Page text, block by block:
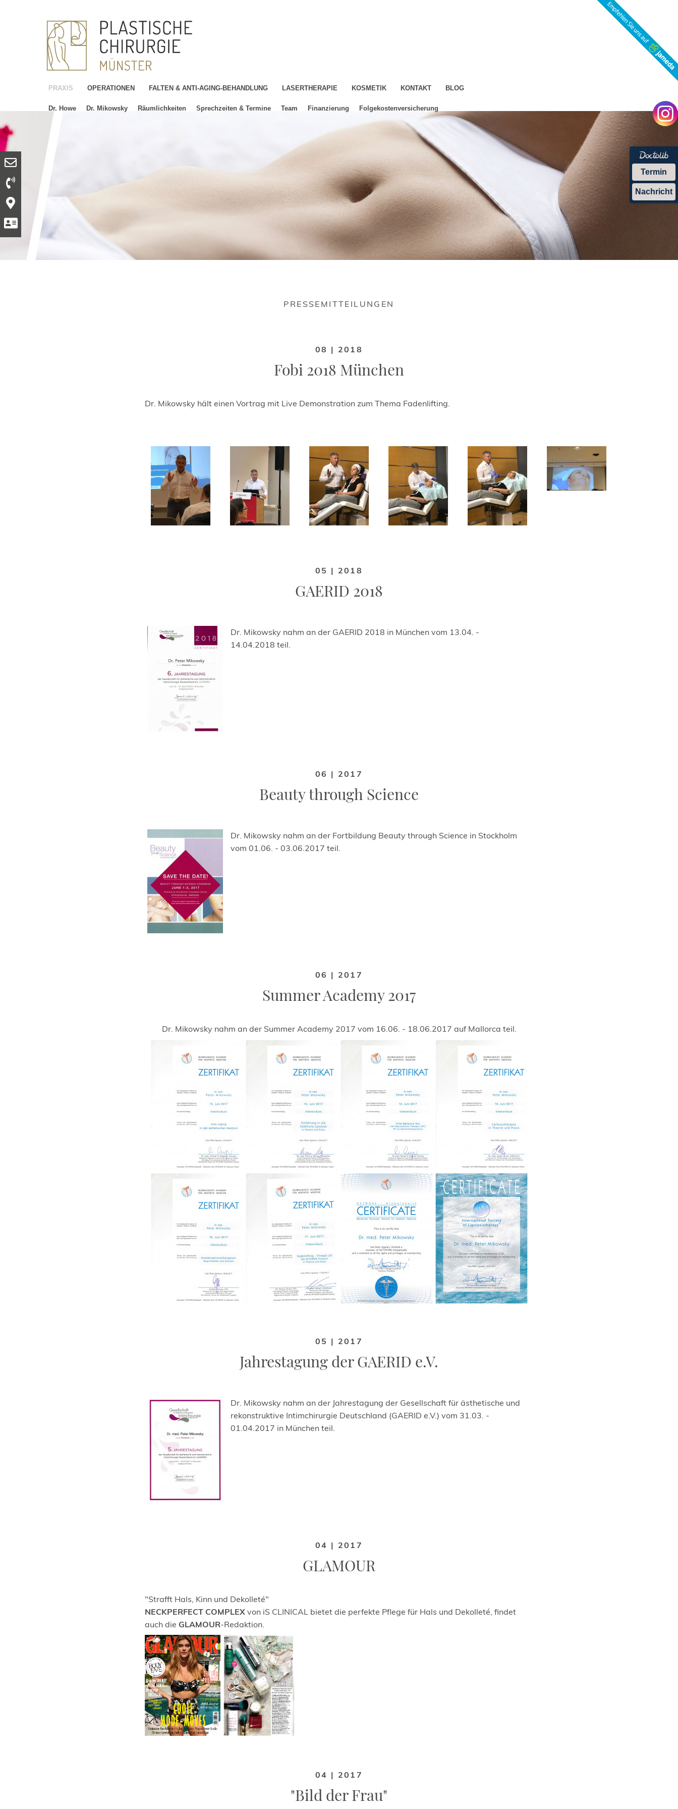
Termin
Nachricht
PRAXIS OPERATIONEN FALTEN & ANTI-AGING-BEHANDLUNG LASERTHERAPIE KOSMETIK KONTAKT BLOG
Dr. Howe Dr. Mikowsky Räumlichkeiten Sprechzeiten & Termine Team Finanzierung Folgekostenversicherung
PRESSEMITTEILUNGEN
08 | 2018
Fobi 2018 München
Dr. Mikowsky hält einen Vortrag mit Live Demonstration zum Thema Fadenlifting.
05 | 2018
GAERID 2018
Dr. Mikowsky nahm an der GAERID 2018 in München vom 13.04. -
14.04.2018 teil.
06 | 2017
Beauty through Science
Dr. Mikowsky nahm an der Fortbildung Beauty through Science in Stockholm
vom 01.06. - 03.06.2017 teil.
06 | 2017
Summer Academy 2017
Dr. Mikowsky nahm an der Summer Academy 2017 vom 16.06. - 18.06.2017 auf Mallorca teil.
05 | 2017
Jahrestagung der GAERID e.V.
Dr. Mikowsky nahm an der Jahrestagung der Gesellschaft für ästhetische und
rekonstruktive Intimchirurgie Deutschland (GAERID e.V.) vom 31.03. -
01.04.2017 in München teil.
04 | 2017
GLAMOUR
"Strafft Hals, Kinn und Dekolleté"
NECKPERFECT COMPLEX von iS CLINICAL bietet die perfekte Pflege für Hals und Dekolleté, findet
auch die GLAMOUR-Redaktion.
04 | 2017
"Bild der Frau"